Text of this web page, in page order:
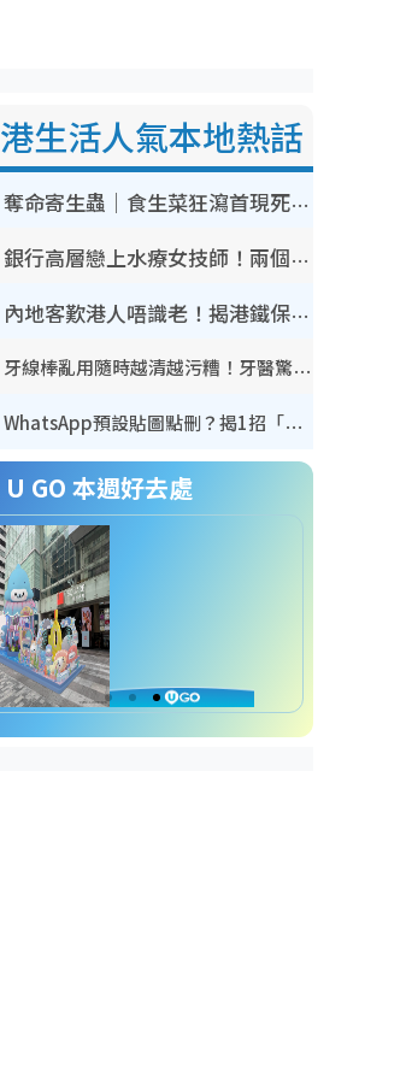
港生活人氣本地熱話
奪命寄生蟲｜食生菜狂瀉首現死者！疫潮惡化錄1.8萬宗病例 揭洗菜3大謬誤
銀行高層戀上水療女技師！兩個月借128萬驚覺「沉船」沉落火海 揭背後疑似邪教操控賣淫
內地客歎港人唔識老！揭港鐵保鮮級冷氣 港人求放過：咪投訴
牙線棒亂用隨時越清越污糟！牙醫驚揭盲目過戶細菌恐致蛀牙：呢種先係日常真保養
WhatsApp預設貼圖點刪？揭1招「反向操作」還原簡潔介面 附3步實測教學
U GO 本週好去處